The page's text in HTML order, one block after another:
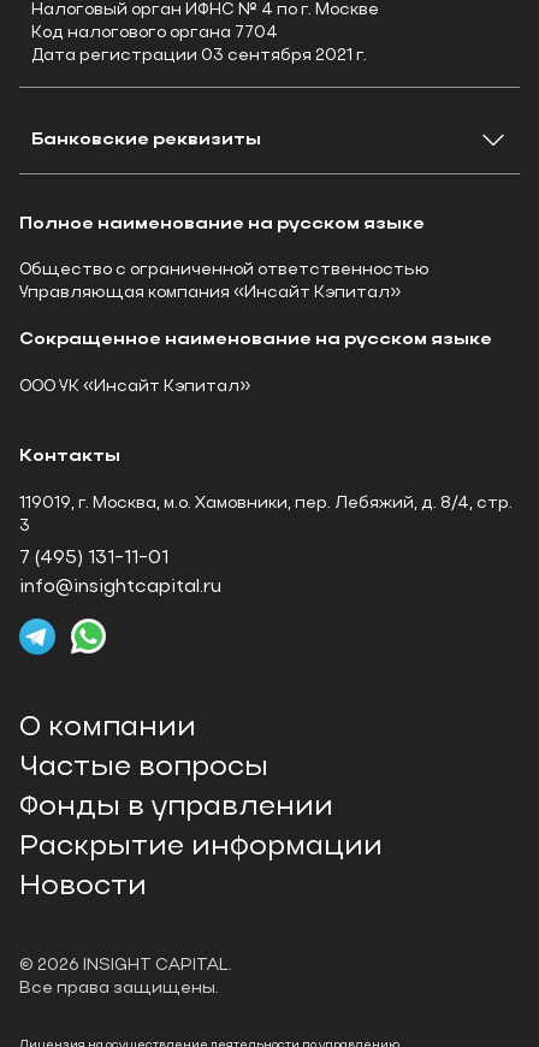
Налоговый орган ИФНС № 4 по г. Москве
Код налогового органа 7704
Дата регистрации 03 сентября 2021 г.
Банковские реквизиты
Полное наименование на русском языке
Общество с ограниченной ответственностью
Управляющая компания «Инсайт Кэпитал»
Сокращенное наименование на русском языке
ООО УК «Инсайт Кэпитал»
Контакты
119019, г. Москва, м.о. Хамовники, пер. Лебяжий, д. 8/4, стр.
3
7 (495) 131-11-01
info@insightcapital.ru
О компании
Частые вопросы
Фонды в управлении
Раскрытие информации
Новости
© 2026 INSIGHT CAPITAL.
Все права защищены.
Лицензия на осуществление деятельности по управлению